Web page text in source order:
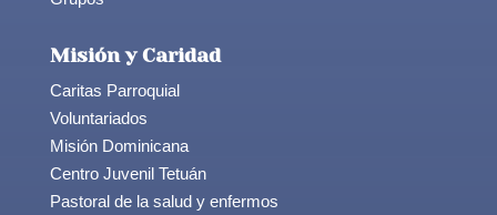
Misión y Caridad
Caritas Parroquial
Voluntariados
Misión Dominicana
Centro Juvenil Tetuán
Pastoral de la salud y enfermos